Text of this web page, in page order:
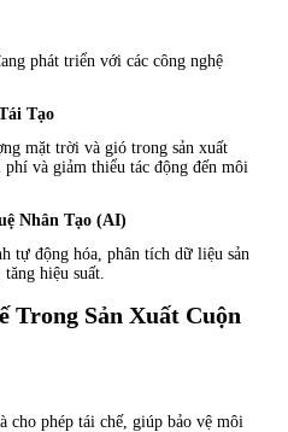
phát triển với các công nghệ
Tạo
mặt trời và gió trong sản xuất
và giảm thiểu tác động đến môi
Nhân Tạo (AI)
tự động hóa, phân tích dữ liệu sản
hiệu suất.
Trong Sản Xuất Cuộn
cho phép tái chế, giúp bảo vệ môi